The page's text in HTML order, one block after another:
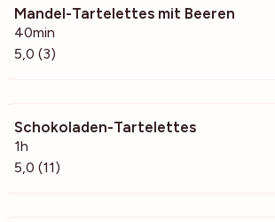
Mandel-Tartelettes mit Beeren
40min
5,0 (3)
Schokoladen-Tartelettes
1h
5,0 (11)